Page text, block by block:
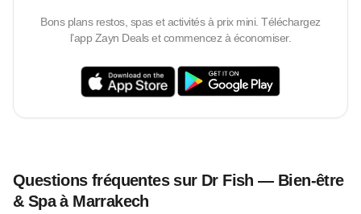
Bons plans restos, spas et activités à prix mini. Téléchargez
l’app Zayn Deals et commencez à économiser.
Questions fréquentes sur Dr Fish — Bien-être
& Spa à Marrakech